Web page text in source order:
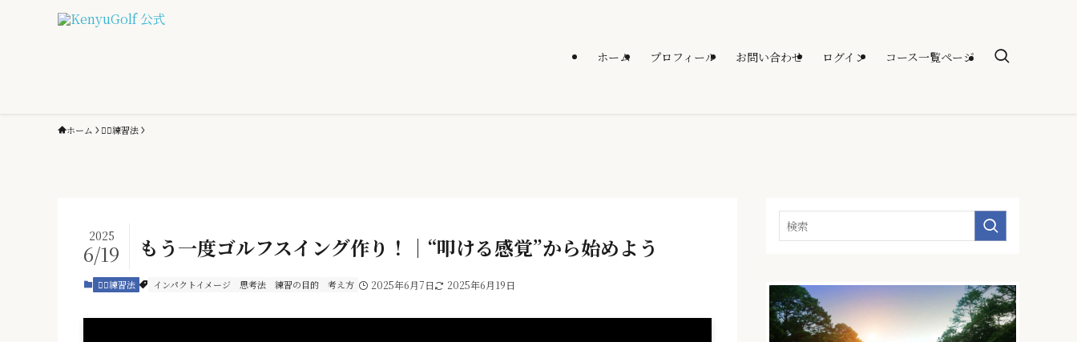
ホーム プロフィール お問い合わせ ログイン コース一覧ページ
ホーム 🏌️‍♂️練習法
もう一度ゴルフスイング作り！｜“叩ける感覚”から始めよう
2025
6/19
🏌️‍♂️練習法 インパクトイメージ 思考法 練習の目的 考え方 2025年6月7日 2025年6月19日